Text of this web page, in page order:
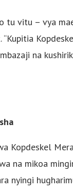
tu vitu – vya
na
Kopdeskel
na mikoa
nyingi